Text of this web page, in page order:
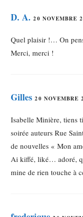
D. A. 20 NOVEMBRE
Quel plaisir !… On
Merci, merci !
Gilles 20 NOVEMBRE
Isabelle Minière, tiens
soirée auteurs Rue
de nouvelles « Mon
Ai kiffé, liké… adoré,
mine de rien touche à